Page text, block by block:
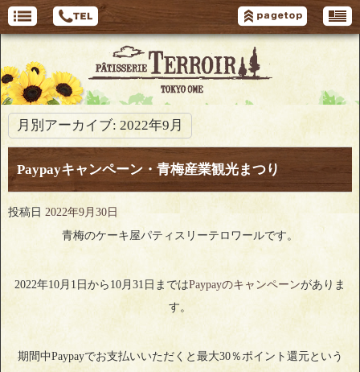
月別アーカイブ: 2022年9月
Paypayキャンペーン・青梅産業観光まつり
投稿日 2022年9月30日
青梅のケーキ屋パティスリーテロワールです。
2022年10月1日から10月31日まではPaypayのキャンペーンがありま
す。
期間中Paypayでお支払いいただくと最大30％ポイント還元という